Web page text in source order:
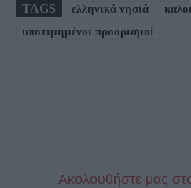
TAGS ελληνικά νησιά
υποτιμημένοι προορισμοί
Aκολουθήστε μας